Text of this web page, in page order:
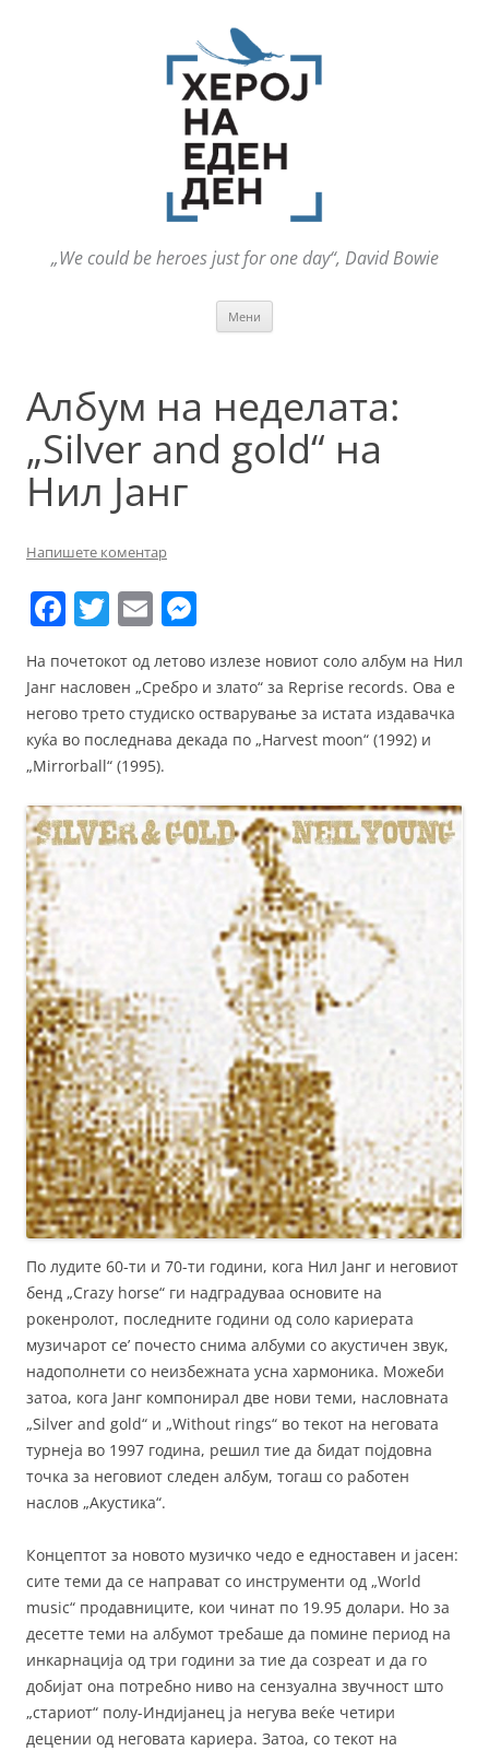
„We could be heroes just for one day“, David Bowie
Мени
Албум на неделата:
„Silver and gold“ на
Нил Јанг
Напишете коментар
F
c
e
b
o
o
k
T
itt
er
E
ai
l
ss
e
n
er
На почетокот од летово излезе новиот соло албум на Нил
Јанг насловен „Сребро и злато“ за Reprise records. Ова е
негово трето студиско остварување за истата издавачка
куќа во последнава декада по „Harvest moon“ (1992) и
„Mirrorball“ (1995).
По лудите 60-ти и 70-ти години, кога Нил Јанг и неговиот
бенд „Crazy horse“ ги надградуваа основите на
рокенролот, последните години од соло кариерата
музичарот се’ почесто снима албуми со акустичен звук,
надополнети со неизбежната усна хармоника. Можеби
затоа, кога Јанг компонирал две нови теми, насловната
„Silver and gold“ и „Without rings“ во текот на неговата
турнеја во 1997 година, решил тие да бидат појдовна
точка за неговиот следен албум, тогаш со работен
наслов „Акустика“.
Концептот за новото музичко чедо е едноставен и јасен:
сите теми да се направат со инструменти од „World
music“ продавниците, кои чинат по 19.95 долари. Но за
десетте теми на албумот требаше да помине период на
инкарнација од три години за тие да созреат и да го
добијат она потребно ниво на сензуална звучност што
„стариот“ полу-Индијанец ја негува веќе четири
децении од неговата кариера. Затоа, со текот на